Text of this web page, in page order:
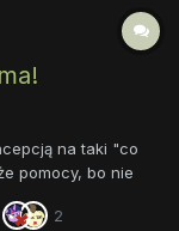
na taki "co
pomocy, bo nie
jeśli ktoś by
2